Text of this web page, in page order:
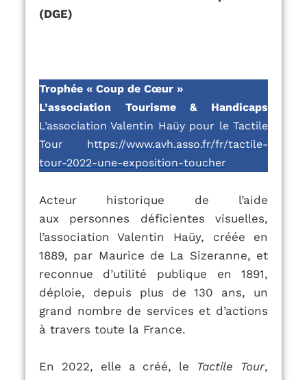
(DGE)
Trophée « Coup de Cœur »
L’association Tourisme & Handicaps
L’association Valentin Haüy pour le Tactile
Tour https://www.avh.asso.fr/fr/tactile-
tour-2022-une-exposition-toucher
Acteur historique de l’aide
aux personnes déficientes visuelles,
l’association Valentin Haüy, créée en
1889, par Maurice de La Sizeranne, et
reconnue d’utilité publique en 1891,
déploie, depuis plus de 130 ans, un
grand nombre de services et d’actions
à travers toute la France.
En 2022, elle a créé, le Tactile Tour,